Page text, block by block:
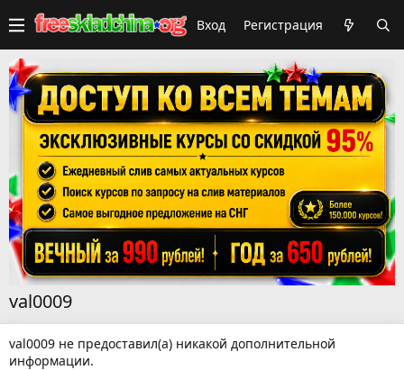
Вход Регистрация
val0009
val0009 не предоставил(а) никакой дополнительной
информации.